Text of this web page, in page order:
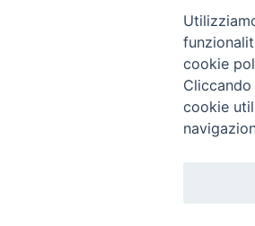
Copyright © 2019 - Tutti i
cookie
cookie